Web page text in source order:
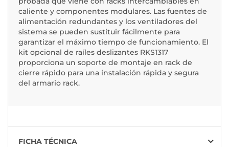
caliente y componentes modulares. Las fuentes de
alimentación redundantes y los ventiladores del
sistema se pueden sustituir fácilmente para
garantizar el máximo tiempo de funcionamiento. El
kit opcional de raíles deslizantes RKS1317
proporciona un soporte de montaje en rack de
cierre rápido para una instalación rápida y segura
del armario rack.
FICHA TÉCNICA